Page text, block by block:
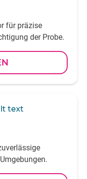
für präzise
der Probe.